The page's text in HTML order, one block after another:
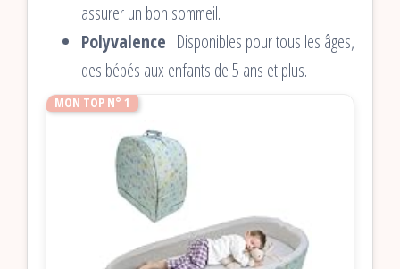
assurer un bon sommeil.
Polyvalence : Disponibles pour tous les âges,
des bébés aux enfants de 5 ans et plus.
MON TOP N° 1